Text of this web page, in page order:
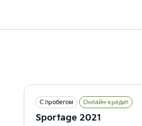
С пробегом Онлайн-кредит
Sportage 2021